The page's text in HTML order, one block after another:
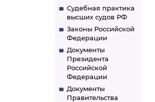
Судебная практика
высших судов РФ
Законы Российской
Федерации
Документы
Президента
Российской
Федерации
Документы
Правительства